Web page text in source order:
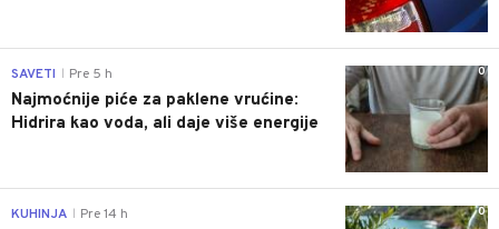
0
SAVETI Pre 5 h
Najmoćnije piće za paklene vrućine:
Hidrira kao voda, ali daje više energije
0
KUHINJA Pre 14 h